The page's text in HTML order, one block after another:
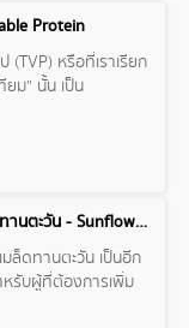
Protein
(TVP) หรือที่เราเรียก
ยม" นั้น เป็น
ผงโปรตีนจากเมล็ดทานตะวัน - Sunflower Seed Protein Powder
ล็ดทานตะวัน เป็นอีก
รับผู้ที่ต้องการเพิ่ม